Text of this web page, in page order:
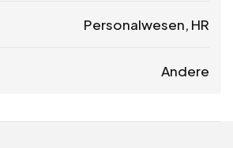
Personalwesen, HR
Andere